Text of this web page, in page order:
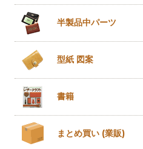
半製品中パーツ
型紙 図案
書籍
まとめ買い (業販)